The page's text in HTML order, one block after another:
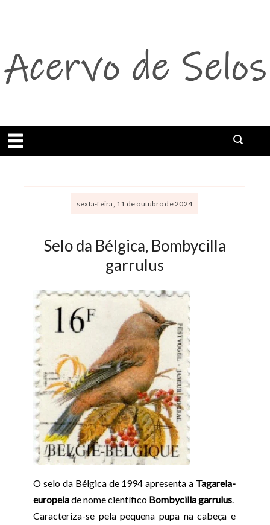
Abrir menu
sexta-feira, 11 de outubro de 2024
Selo da Bélgica, Bombycilla
garrulus
O selo da Bélgica de 1994 apresenta a Tagarela-
europeiade nome científico Bombycilla garrulus
Caracteriza-se pela pequena pupa na cabeça e